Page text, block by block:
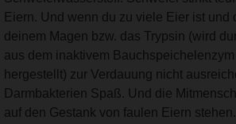
Eiern. Und wenn du zu viele Eier ist und
deinem Magen bzw. das Trypsin (wird
aus dem inaktivem
hergestellt) zur Verdauung nicht
Darmbakterien Spaß. Und die
auf den Gestank von faulen Eiern stehen.